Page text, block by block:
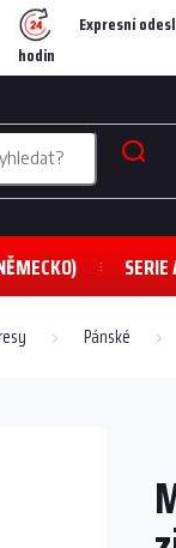
Expresní
hodin
Pánské